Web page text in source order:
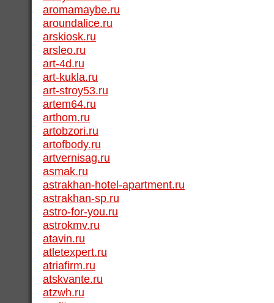
aromamaybe.ru
aroundalice.ru
arskiosk.ru
arsleo.ru
art-4d.ru
art-kukla.ru
art-stroy53.ru
artem64.ru
arthom.ru
artobzori.ru
artofbody.ru
artvernisag.ru
asmak.ru
astrakhan-hotel-apartment.ru
astrakhan-sp.ru
astro-for-you.ru
astrokmv.ru
atavin.ru
atletexpert.ru
atriafirm.ru
atskvante.ru
atzwh.ru